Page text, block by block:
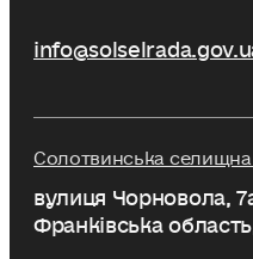
Солотвинська
вулиця Чорновола,
Франківська